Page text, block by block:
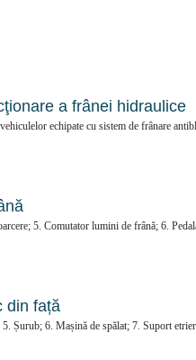
a frânei hidraulice
echipate cu sistem de frânare
5. Comutator lumini de frână; 6.
din față
Șurub; 6. Mașină de spălat; 7. Suport